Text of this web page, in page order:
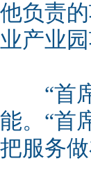
他负责
业产业园
“首席
能。“首
把服务